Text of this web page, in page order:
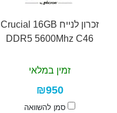
זכרון לנייח Crucial 16GB
DDR5 5600Mhz C46
זמין במלאי
₪950
סמן להשוואה